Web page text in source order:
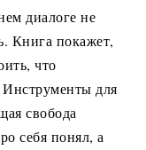
диалоге не
Книга покажет,
что
для
свобода
себя понял, а